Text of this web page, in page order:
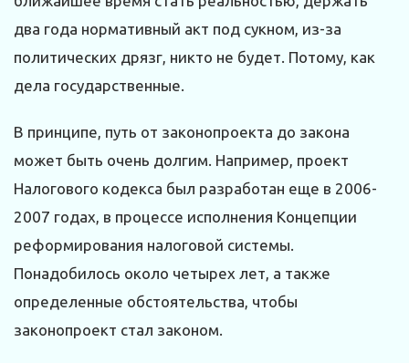
два года нормативный акт под сукном, из-за
политических дрязг, никто не будет. Потому, как
дела государственные.
В принципе, путь от законопроекта до закона
может быть очень долгим. Например, проект
Налогового кодекса был разработан еще в 2006-
2007 годах, в процессе исполнения Концепции
реформирования налоговой системы.
Понадобилось около четырех лет, а также
определенные обстоятельства, чтобы
законопроект стал законом.